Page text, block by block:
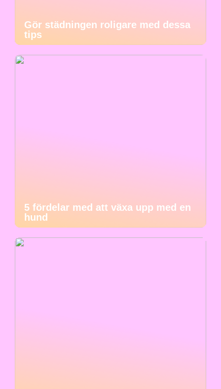
Gör städningen roligare med dessa
tips
5 fördelar med att växa upp med en
hund